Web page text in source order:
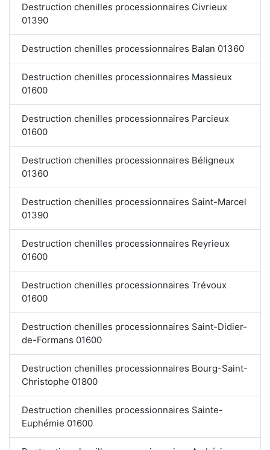
Destruction chenilles processionnaires Civrieux
01390
Destruction chenilles processionnaires Balan 01360
Destruction chenilles processionnaires Massieux
01600
Destruction chenilles processionnaires Parcieux
01600
Destruction chenilles processionnaires Béligneux
01360
Destruction chenilles processionnaires Saint-Marcel
01390
Destruction chenilles processionnaires Reyrieux
01600
Destruction chenilles processionnaires Trévoux
01600
Destruction chenilles processionnaires Saint-Didier-
de-Formans 01600
Destruction chenilles processionnaires Bourg-Saint-
Christophe 01800
Destruction chenilles processionnaires Sainte-
Euphémie 01600